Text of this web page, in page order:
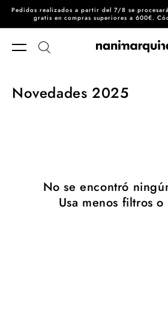
Ir directamente al
Pedidos realizados a partir del 7/8 se
gratis en compras superiores a 600€.
Novedades 2025
No se encontró
Usa menos filtros o